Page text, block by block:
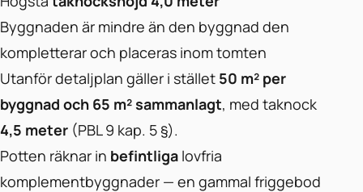
Byggnaden är mindre än den byggnad den
kompletterar och placeras inom tomten
Utanför detaljplan gäller i stället 50 m² per
byggnad och 65 m² sammanlagt, med taknock
4,5 meter (PBL 9 kap. 5 §).
Potten räknar in befintliga lovfria
komplementbyggnader — en gammal friggebod